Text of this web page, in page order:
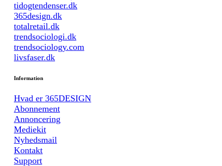
tidogtendenser.dk
365design.dk
totalretail.dk
trendsociologi.dk
trendsociology.com
livsfaser.dk
Information
Hvad er 365DESIGN
Abonnement
Annoncering
Mediekit
Nyhedsmail
Kontakt
Support